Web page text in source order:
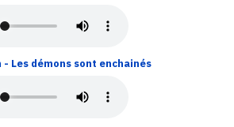
- Les démons sont enchainés